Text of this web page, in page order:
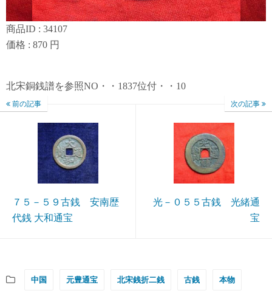
商品ID : 34107
価格 : 870 円
北宋銅銭譜を参照NO・・1837位付・・10
前の記事
７５－５９古銭 安南歴
代銭 大和通宝
次の記事
光－０５５古銭 光緒通
宝
中国 元豊通宝 北宋銭折二銭 古銭 本物